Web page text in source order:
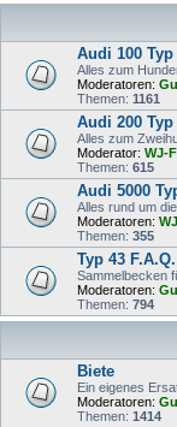
Audi 100 Typ
Alles zum
Moderatoren:
Themen: 1161
Audi 200 Typ
Alles zum
Moderator: WJ-
Themen: 615
Audi 5000
Alles rund um
Moderatoren:
Themen: 355
Typ 43 F.A.Q.
Sammelbecken
Moderatoren:
Themen: 794
Biete
Ein eigenes
Moderatoren:
Themen: 1414